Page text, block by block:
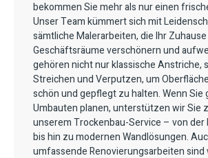
bekommen Sie mehr als nur einen
Unser Team kümmert sich mit
sämtliche Malerarbeiten, die Ihr
Geschäftsräume verschönern und
gehören nicht nur klassische Anstriche,
Streichen und Verputzen, um
schön und gepflegt zu halten. Wenn Sie
Umbauten planen, unterstützen wir Sie
unserem Trockenbau-Service – von der
bis hin zu modernen Wandlösungen.
umfassende Renovierungsarbeiten sind